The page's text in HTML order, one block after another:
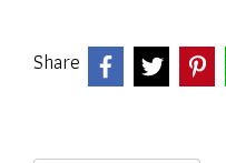
Share